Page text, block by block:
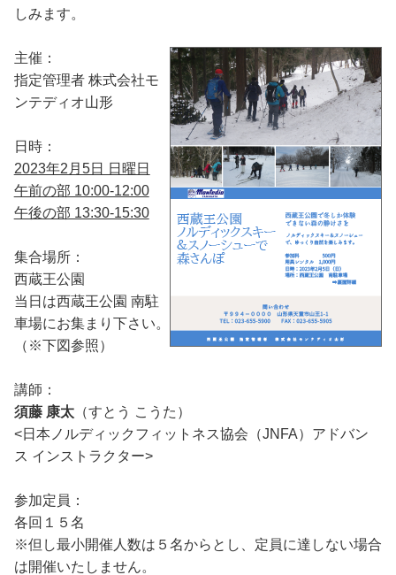
しみます。
主催：
指定管理者 株式会社モ
ンテディオ山形
日時：
2023年2月5日 日曜日
午前の部 10:00-12:00
午後の部 13:30-15:30
集合場所：
西蔵王公園
当日は西蔵王公園 南駐
車場にお集まり下さい。
（※下図参照）
講師：
須藤 康太（すとう こうた）
<日本ノルディックフィットネス協会（JNFA）アドバン
ス インストラクター>
参加定員：
各回１５名
※但し最小開催人数は５名からとし、定員に達しない場合
は開催いたしません。